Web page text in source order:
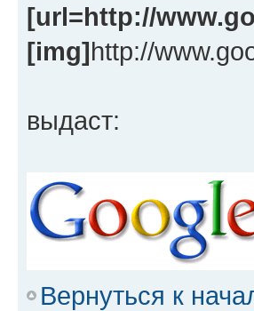
[url=http://
[img]http://
выдаст:
Вернуться к